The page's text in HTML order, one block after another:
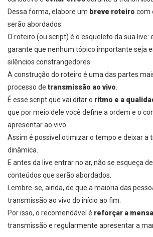
Dessa forma, elabore um breve roteiro com
serão abordados.
O roteiro (ou script) é o esqueleto da sua live:
garante que nenhum tópico importante seja
silêncios constrangedores.
A construção do roteiro é uma das partes
processo de transmissão ao vivo.
É esse script que vai ditar o ritmo e a
que por meio dele você define a ordem e o
apresentar ao vivo.
Assim é possível otimizar o tempo e deixar a
dinâmica.
E antes da live entrar no ar, não se esqueça
conteúdos que serão abordados.
Lembre-se, ainda, de que a maioria das
transmissão ao vivo do início ao fim.
Por isso, o recomendável é reforçar a
transmissão e regularmente apresentar a